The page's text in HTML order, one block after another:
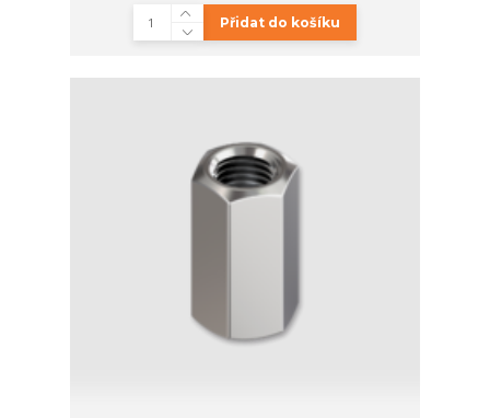
Přidat do košíku